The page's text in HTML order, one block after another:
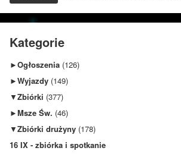
Kategorie
►Ogłoszenia (126)
►Wyjazdy (149)
▼Zbiórki (377)
►Msze Św. (46)
▼Zbiórki drużyny (178)
16 IX - zbiórka i spotkanie